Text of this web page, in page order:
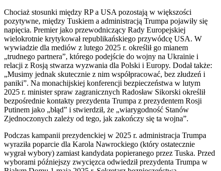
Chociaż stosunki między RP a USA pozostają w większości
pozytywne, między Tuskiem a administracją Trumpa pojawiły się
napięcia. Premier jako przewodniczący Rady Europejskiej
wielokrotnie krytykował republikańskiego przywódcę USA. W
wywiadzie dla mediów z lutego 2025 r. określił go mianem
„trudnego partnera”, którego podejście do wojny na Ukrainie i
relacji z Rosją stwarza wyzwania dla Polski i Europy. Dodał także:
„Musimy jednak skutecznie z nim współpracować, bez złudzeń i
paniki”. Na monachijskiej konferencji bezpieczeństwa w lutym
2025 r. minister spraw zagranicznych Radosław Sikorski określił
bezpośrednie kontakty prezydenta Trumpa z prezydentem Rosji
Putinem jako „błąd” i stwierdził, że „wiarygodność Stanów
Zjednoczonych zależy od tego, jak zakończy się ta wojna”.
Podczas kampanii prezydenckiej w 2025 r. administracja Trumpa
wyraziła poparcie dla Karola Nawrockiego (który ostatecznie
wygrał wybory) zamiast kandydata popieranego przez Tuska. Przed
wyborami późniejszy zwycięzca odwiedził prezydenta Trumpa w